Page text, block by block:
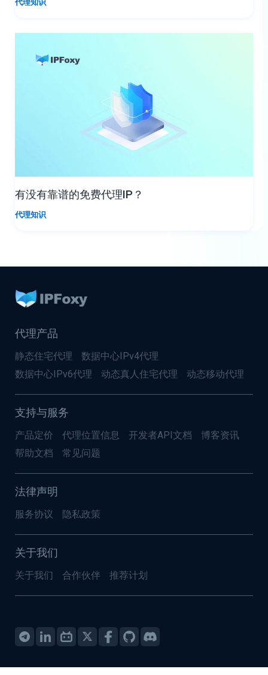
代理知识
有没有靠谱的免费代理IP？
代理知识
代理产品
静态住宅代理
数据中心IPv4代理
数据中心IPv6代理
动态真人住宅代理 动态移动代理
支持与服务
产品定价 代理位置信息 开发者API文档
博客资讯
帮助文档
常见问题
法律声明
服务协议 隐私政策
关于我们
关于我们 合作伙伴 推荐计划